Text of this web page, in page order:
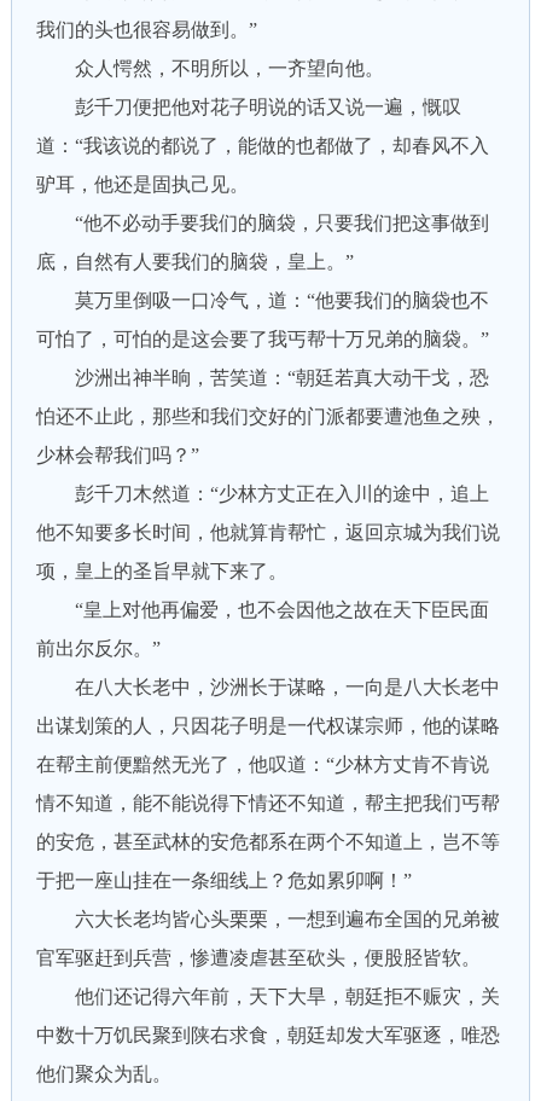
我们的头也很容易做到。”
众人愕然，不明所以，一齐望向他。
彭千刀便把他对花子明说的话又说一遍，慨叹
道：“我该说的都说了，能做的也都做了，却春风不入
驴耳，他还是固执己见。
“他不必动手要我们的脑袋，只要我们把这事做到
底，自然有人要我们的脑袋，皇上。”
莫万里倒吸一口冷气，道：“他要我们的脑袋也不
可怕了，可怕的是这会要了我丐帮十万兄弟的脑袋。”
沙洲出神半晌，苦笑道：“朝廷若真大动干戈，恐
怕还不止此，那些和我们交好的门派都要遭池鱼之殃，
少林会帮我们吗？”
彭千刀木然道：“少林方丈正在入川的途中，追上
他不知要多长时间，他就算肯帮忙，返回京城为我们说
项，皇上的圣旨早就下来了。
“皇上对他再偏爱，也不会因他之故在天下臣民面
前出尔反尔。”
在八大长老中，沙洲长于谋略，一向是八大长老中
出谋划策的人，只因花子明是一代权谋宗师，他的谋略
在帮主前便黯然无光了，他叹道：“少林方丈肯不肯说
情不知道，能不能说得下情还不知道，帮主把我们丐帮
的安危，甚至武林的安危都系在两个不知道上，岂不等
于把一座山挂在一条细线上？危如累卯啊！”
六大长老均皆心头栗栗，一想到遍布全国的兄弟被
官军驱赶到兵营，惨遭凌虐甚至砍头，便股胫皆软。
他们还记得六年前，天下大旱，朝廷拒不赈灾，关
中数十万饥民聚到陕右求食，朝廷却发大军驱逐，唯恐
他们聚众为乱。